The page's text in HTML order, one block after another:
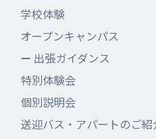
学校体験
オープンキャンパス
出張ガイダンス
特別体験会
個別説明会
送迎バス・アパートのご紹